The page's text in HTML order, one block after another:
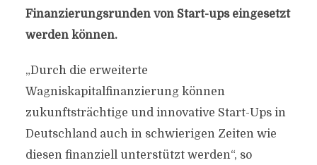
Finanzierungsrunden von Start-ups eingesetzt
werden können.
„Durch die erweiterte
Wagniskapitalfinanzierung können
zukunftsträchtige und innovative Start-Ups in
Deutschland auch in schwierigen Zeiten wie
diesen finanziell unterstützt werden“, so